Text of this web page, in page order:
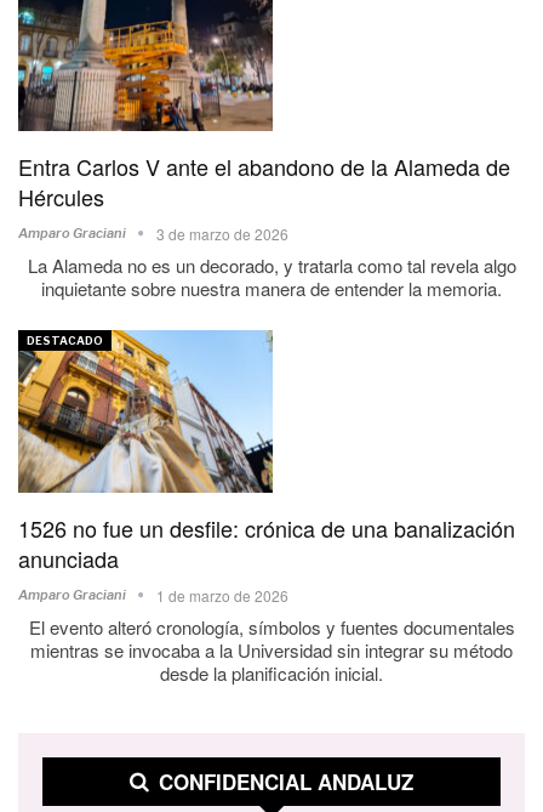
Entra Carlos V ante el abandono de la Alameda de
Hércules
Amparo Graciani 3 de marzo de 2026
La Alameda no es un decorado, y tratarla como tal revela algo
inquietante sobre nuestra manera de entender la memoria.
DESTACADO
1526 no fue un desfile: crónica de una banalización
anunciada
Amparo Graciani 1 de marzo de 2026
El evento alteró cronología, símbolos y fuentes documentales
mientras se invocaba a la Universidad sin integrar su método
desde la planificación inicial.
CONFIDENCIAL ANDALUZ